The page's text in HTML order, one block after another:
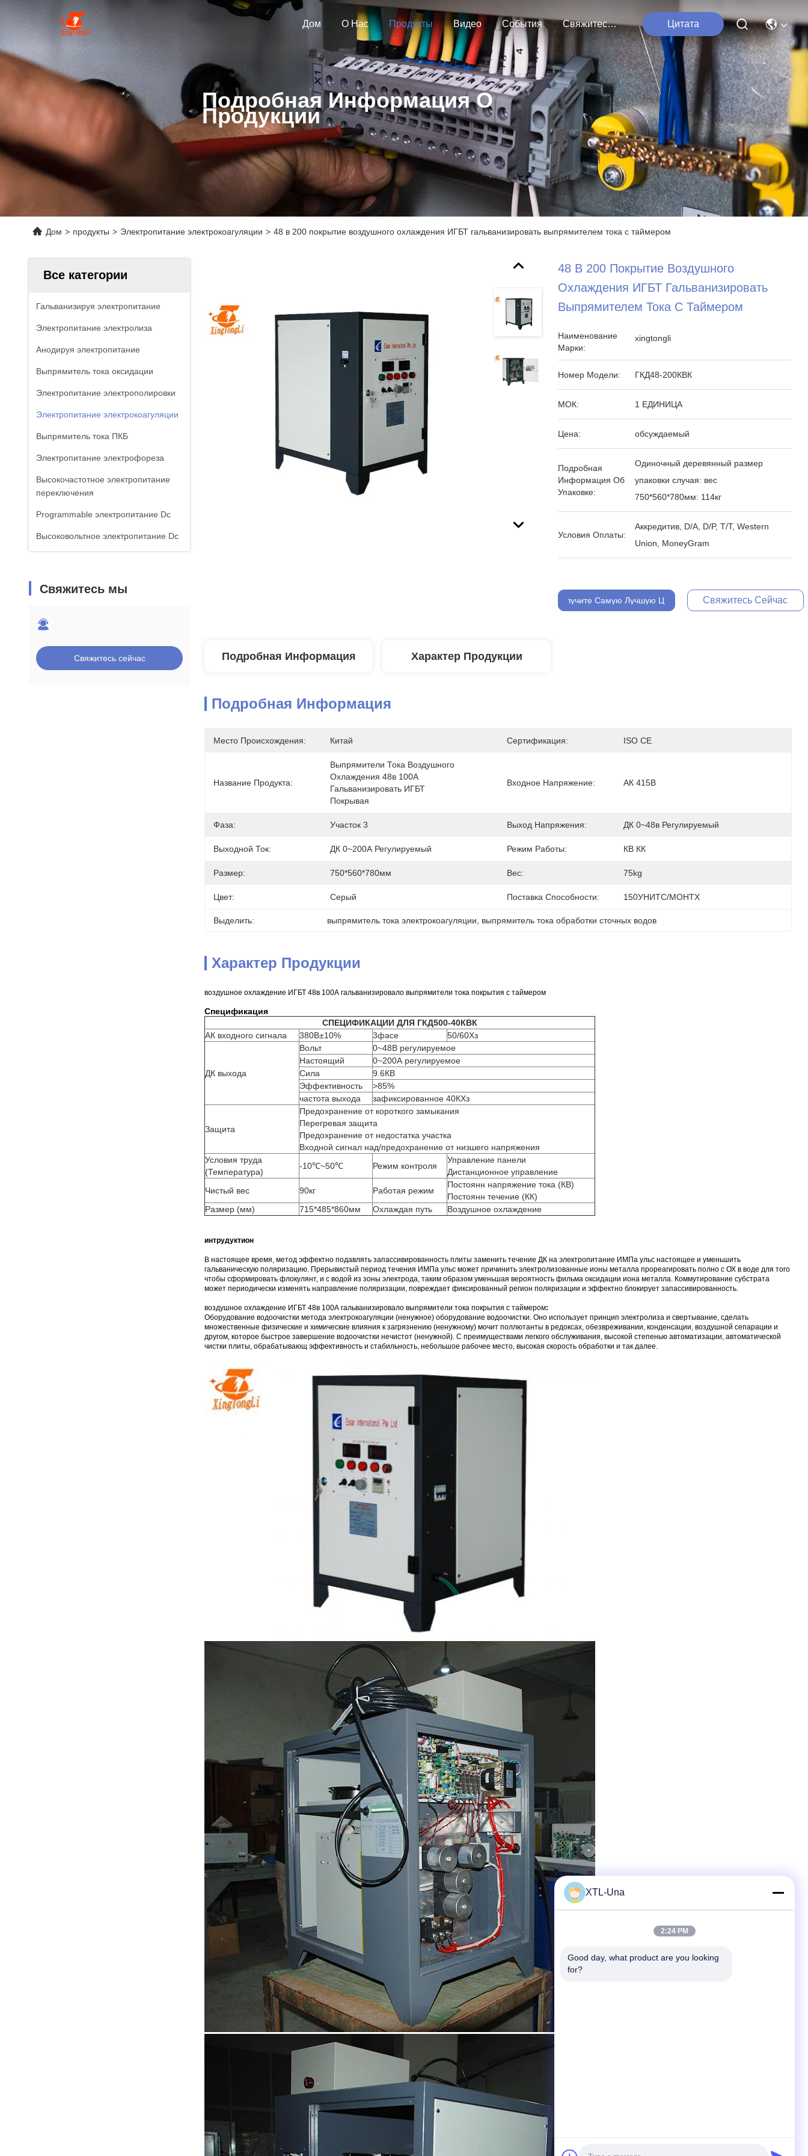
Дом О Нас Продукты Видео События Свяжитесь Мы Цитата
Подробная Информация О
Продукции
Дом > продукты > Электропитание электрокоагуляции > 48 в 200 покрытие воздушного охлаждения ИГБТ гальванизировать выпрямителем тока с таймером
Все категории
Гальванизируя электропитание
Электропитание электролиза
Анодируя электропитание
Выпрямитель тока оксидации
Электропитание электрополировки
Электропитание электрокоагуляции
Выпрямитель тока ПКБ
Электропитание электрофореза
Высокочастотное электропитание
переключения
Programmable электропитание Dc
Высоковольтное электропитание Dc
Свяжитесь мы
Свяжитесь сейчас
48 В 200 Покрытие Воздушного
Охлаждения ИГБТ Гальванизировать
Выпрямителем Тока С Таймером
Наименование
Марки:
xingtongli
Номер Модели: ГКД48-200КВК
МОК: 1 ЕДИНИЦА
Цена: обсуждаемый
Подробная
Информация Об
Упаковке:
Одиночный деревянный размер
упаковки случая: вес
750*560*780мм: 114кг
Условия Оплаты:
Аккредитив, D/A, D/P, T/T, Western
Union, MoneyGram
Получите Самую Лучшую Цену Свяжитесь Сейчас
Подробная Информация Характер Продукции
Подробная Информация
Место Происхождения: Китай Сертификация: ISO CE
Название Продукта:
Выпрямители Тока Воздушного
Охлаждения 48в 100А
Гальванизировать ИГБТ
Покрывая
Входное Напряжение: АК 415В
Фаза: Участок 3 Выход Напряжения: ДК 0~48в Регулируемый
Выходной Ток: ДК 0~200А Регулируемый Режим Работы: КВ КК
Размер: 750*560*780мм Вес: 75kg
Цвет: Серый Поставка Способности: 150УНИТС/МОНТХ
Выделить: выпрямитель тока электрокоагуляции выпрямитель тока обработки сточных водов
Характер Продукции
воздушное охлаждение ИГБТ 48в 100А гальванизировало выпрямители тока покрытия с таймером
Спецификация
СПЕЦИФИКАЦИИ ДЛЯ ГКД500-40КВК
АК входного сигнала
380В±10% 3фасе 50/60Хз
ДК выхода
Вольт
0~48В регулируемое
Настоящий
0~200А регулируемое
Сила
9.6КВ
Эффективность
>85%
частота выхода
зафиксированное 40КХз
Защита
Предохранение от короткого замыкания
Перегревая защита
Предохранение от недостатка участка
Входной сигнал над/предохранение от низшего напряжения
Условия труда
(Температура)
-10℃~50℃ Режим контроля
Управление панели
Дистанционное управление
Чистый вес
90кг Работая режим
Постоянн напряжение тока (КВ)
Постоянн течение (КК)
Размер (мм)
715*485*860мм Охлаждая путь Воздушное охлаждение
интрудуктион
В настоящее время, метод эффектно подавлять запассивированность плиты заменить течение ДК на электропитание ИМПа ульс настоящее и уменьшить
гальваническую поляризацию. Прерывистый период течения ИМПа ульс может причинить электролизованные ионы металла прореагировать полно с ОХ в воде для того
чтобы сформировать флокулянт, и с водой из зоны электрода, таким образом уменьшая вероятность фильма оксидации иона металла. Коммутирование субстрата
может периодически изменять направление поляризации, повреждает фиксированный регион поляризации и эффектно блокирует запассивированность.
воздушное охлаждение ИГБТ 48в 100А гальванизировало выпрямители тока покрытия с таймером:
Оборудование водоочистки метода электрокоагуляции (ненужное) оборудование водоочистки. Оно использует принцип электролиза и свертывание, сделать
множественные физические и химические влияния к загрязнению (ненужному) мочит поллютанты в редоксах, обезвреживании, конденсации, воздушной сепарации и
другом, которое быстрое завершение водоочистки нечистот (ненужной). С преимуществами легкого обслуживания, высокой степенью автоматизации, автоматической
чистки плиты, обрабатывающ эффективность и стабильность, небольшое рабочее место, высокая скорость обработки и так далее.
XTL-Una
2:24 PM
Good day, what product are you looking
for?